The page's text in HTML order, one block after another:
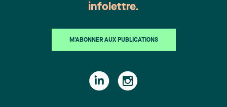
infolettre.
M'ABONNER AUX PUBLICATIONS